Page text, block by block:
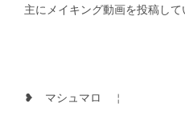
主にメイキング動画を投稿して
❥　マシュマロ　￤